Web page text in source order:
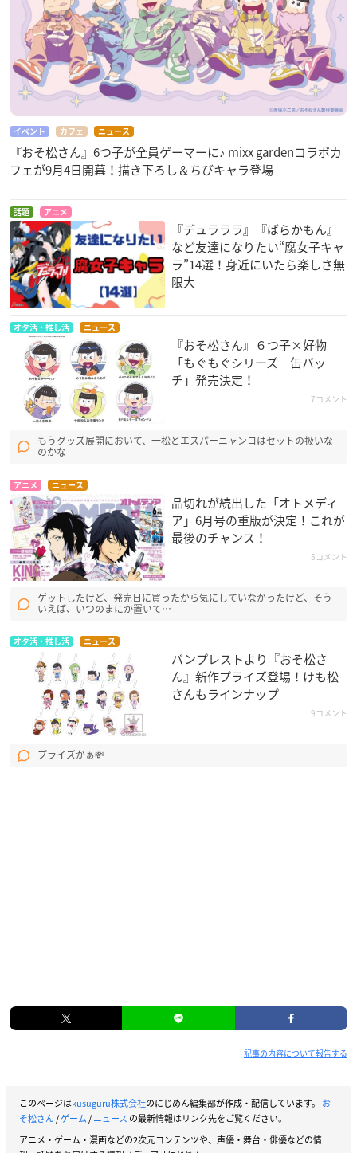
イベント カフェ ニュース
『おそ松さん』6つ子が全員ゲーマーに♪ mixx gardenコラボカ
フェが9月4日開幕！描き下ろし＆ちびキャラ登場
話題 アニメ
『デュラララ』『ばらかもん』
など友達になりたい“腐女子キャ
ラ”14選！身近にいたら楽しさ無
限大
オタ活・推し活 ニュース
『おそ松さん』６つ子×好物
「もぐもぐシリーズ 缶バッ
チ」発売決定！
7コメント
もうグッズ展開において、一松とエスパーニャンコはセットの扱いな
のかな
アニメ ニュース
品切れが続出した「オトメディ
ア」6月号の重版が決定！これが
最後のチャンス！
5コメント
ゲットしたけど、発売日に買ったから気にしていなかったけど、そう
いえば、いつのまにか置いて…
オタ活・推し活 ニュース
バンプレストより『おそ松さ
ん』新作プライズ登場！けも松
さんもラインナップ
9コメント
プライズかぁ💸
記事の内容について報告する
このページはkusuguru株式会社のにじめん編集部が作成・配信しています。 お
そ松さん/ゲーム/ニュース の最新情報はリンク先をご覧ください。
アニメ・ゲーム・漫画などの2次元コンテンツや、声優・舞台・俳優などの情